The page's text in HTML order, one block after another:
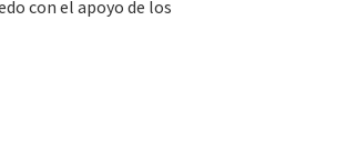
con el apoyo de los